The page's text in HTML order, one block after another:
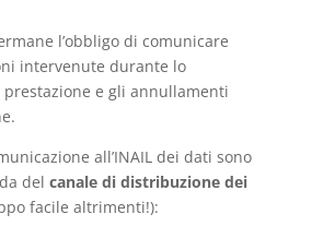
l’obbligo di comunicare
intervenute durante lo
e gli annullamenti
all’INAIL dei dati sono
del canale di distribuzione dei
facile altrimenti!):